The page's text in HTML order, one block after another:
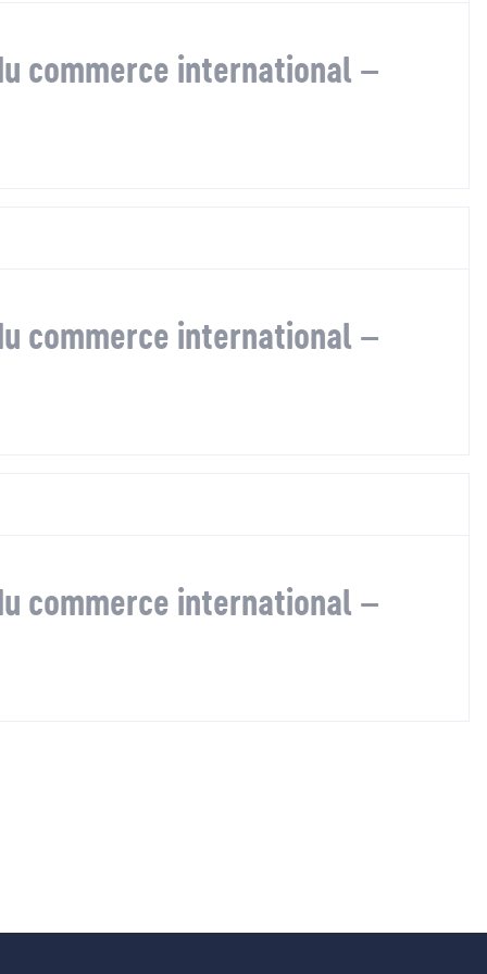
commerce international –
commerce international –
commerce international –